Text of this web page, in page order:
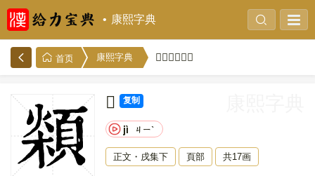
康熙字典
首页 康熙字典 𩓮的康熙字典
𩓮 复制
jì ㄐㄧˋ
正文・戌集下 頁部 共17画